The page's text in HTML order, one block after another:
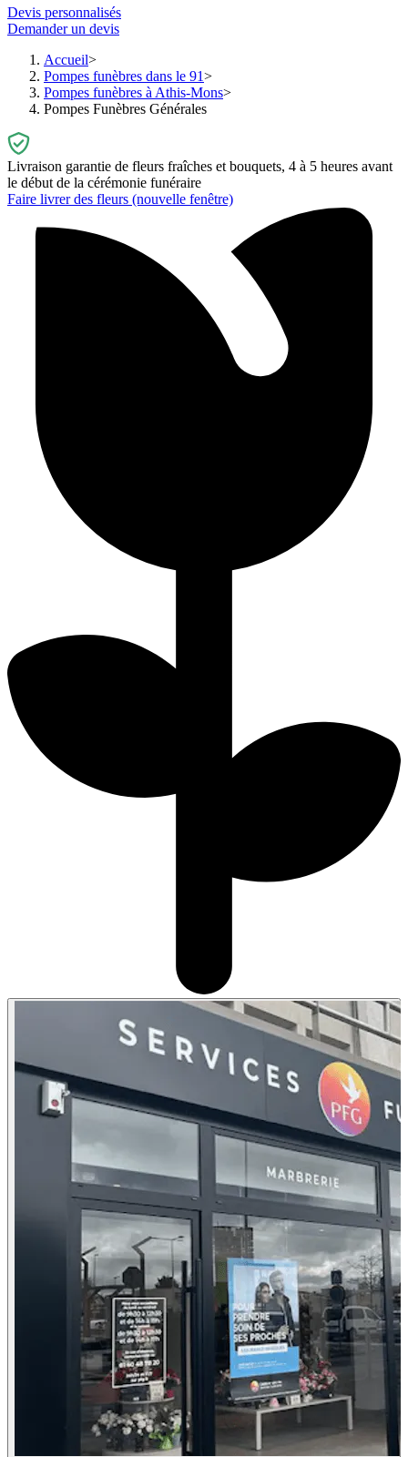
Devis personnalisés
Demander un devis
Accueil
Pompes funèbres dans le 91
Pompes funèbres à Athis-Mons
Pompes Funèbres Générales
Livraison garantie de fleurs fraîches et bouquets, 4 à 5 heures avant
le début de la cérémonie funéraire
Faire livrer des fleurs (nouvelle fenêtre)